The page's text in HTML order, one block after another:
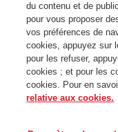
Conditions d'inscription
Politique de protection
Gestion et politique
Contactez
©Iberia Joven 2026.
du contenu et de
pour vous proposer
vos préférences de
cookies, appuyez sur
pour les refuser,
cookies ; et pour les
cookies. Pour en
relative aux cookies.